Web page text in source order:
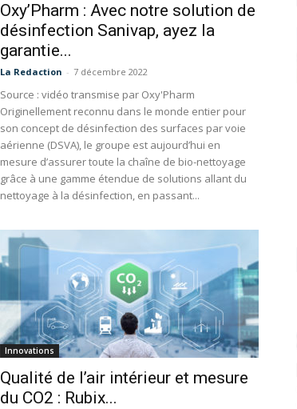
Oxy’Pharm : Avec notre solution de
désinfection Sanivap, ayez la
garantie...
La Redaction - 7 décembre 2022
Source : vidéo transmise par Oxy'Pharm
Originellement reconnu dans le monde entier pour
son concept de désinfection des surfaces par voie
aérienne (DSVA), le groupe est aujourd’hui en
mesure d’assurer toute la chaîne de bio-nettoyage
grâce à une gamme étendue de solutions allant du
nettoyage à la désinfection, en passant...
Innovations
Qualité de l’air intérieur et mesure
du CO2 : Rubix...